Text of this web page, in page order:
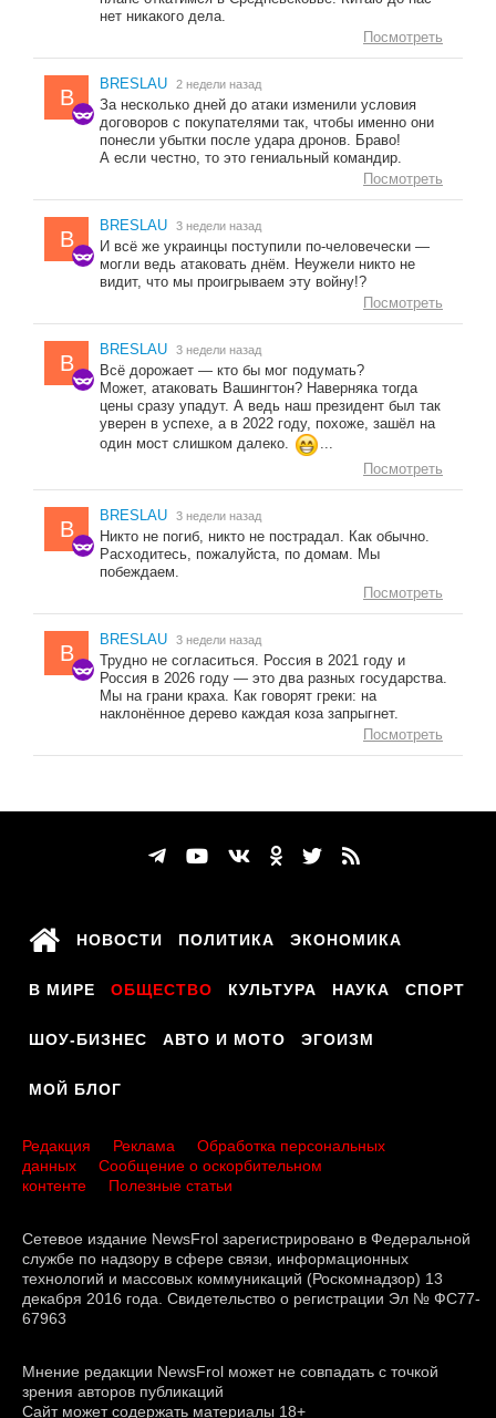
нет никакого дела.
Посмотреть
B
BRESLAU 2 недели назад
За несколько дней до атаки изменили условия
договоров с покупателями так, чтобы именно они
понесли убытки после удара дронов. Браво!
А если честно, то это гениальный командир.
Посмотреть
B
BRESLAU 3 недели назад
И всё же украинцы поступили по-человечески —
могли ведь атаковать днём. Неужели никто не
видит, что мы проигрываем эту войну!?
Посмотреть
B
BRESLAU 3 недели назад
Всё дорожает — кто бы мог подумать?
Может, атаковать Вашингтон? Наверняка тогда
цены сразу упадут. А ведь наш президент был так
уверен в успехе, а в 2022 году, похоже, зашёл на
один мост слишком далеко.
...
Посмотреть
B
BRESLAU 3 недели назад
Никто не погиб, никто не пострадал. Как обычно.
Расходитесь, пожалуйста, по домам. Мы
побеждаем.
Посмотреть
B
BRESLAU 3 недели назад
Трудно не согласиться. Россия в 2021 году и
Россия в 2026 году — это два разных государства.
Мы на грани краха. Как говорят греки: на
наклонённое дерево каждая коза запрыгнет.
Посмотреть
НОВОСТИ ПОЛИТИКА ЭКОНОМИКА
В МИРЕ ОБЩЕСТВО КУЛЬТУРА НАУКА СПОРТ
ШОУ-БИЗНЕС АВТО И МОТО ЭГОИЗМ
МОЙ БЛОГ
Редакция Реклама
Обработка персональных
данных
Сообщение о оскорбительном
контенте
Полезные статьи
Сетевое издание NewsFrol зарегистрировано в Федеральной
службе по надзору в сфере связи, информационных
технологий и массовых коммуникаций (Роскомнадзор) 13
декабря 2016 года. Свидетельство о регистрации Эл № ФС77-
67963
Мнение редакции NewsFrol может не совпадать с точкой
зрения авторов публикаций
Сайт может содержать материалы 18+